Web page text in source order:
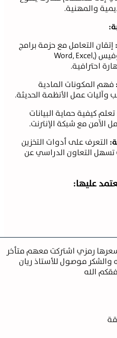
والمهنية.
التعامل مع حزمة برامج
مايكروسوفت أوفيس (Word, Excel,
المكونات المادية
عمل الأنظمة الحديثة.
كيفية حماية البيانات
مع شبكة الإنترنت.
على أدوات التخزين
التعاون الدراسي عن
رمزي اشتركت معهم متأخر
موصول للأستاذ ريان
الله